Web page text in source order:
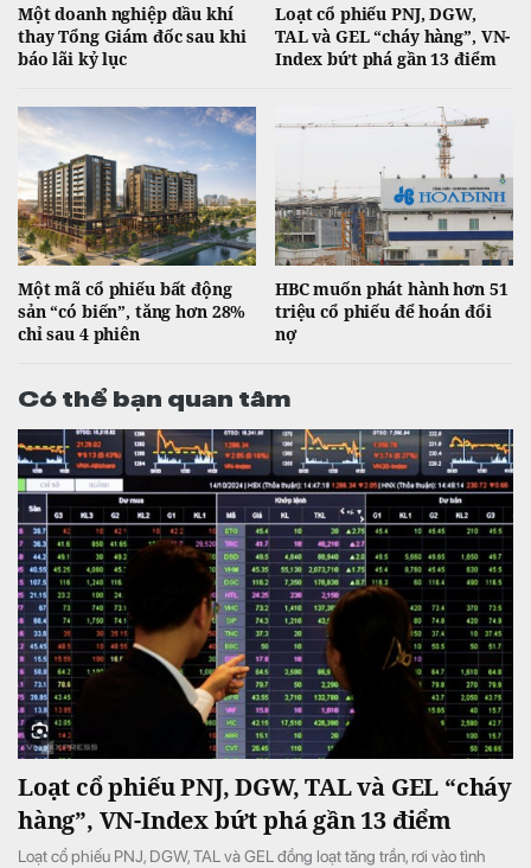
Một doanh nghiệp dầu khí
thay Tổng Giám đốc sau khi
báo lãi kỷ lục
Loạt cổ phiếu PNJ, DGW,
TAL và GEL “cháy hàng”, VN-
Index bứt phá gần 13 điểm
Một mã cổ phiếu bất động
sản “có biến”, tăng hơn 28%
chỉ sau 4 phiên
HBC muốn phát hành hơn 51
triệu cổ phiếu để hoán đổi
nợ
Có thể bạn quan tâm
Loạt cổ phiếu PNJ, DGW, TAL và GEL “cháy
hàng”, VN-Index bứt phá gần 13 điểm
Loạt cổ phiếu PNJ, DGW, TAL và GEL đồng loạt tăng trần, rơi vào tình